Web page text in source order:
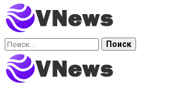
Найти: